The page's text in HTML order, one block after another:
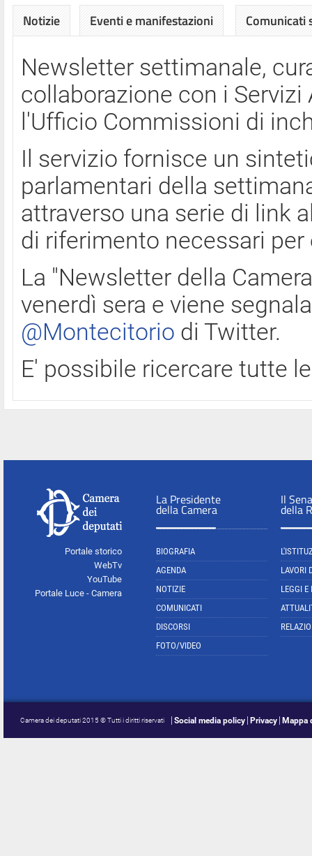
Notizie Eventi e manifestazioni Comunicati
Newsletter settimanale,
collaborazione con i
l'Ufficio Commissioni di
Il servizio fornisce un
parlamentari della
attraverso una serie di link
di riferimento necessari
La "Newsletter della
venerdì sera e viene
@Montecitorio di Twitter.
E' possibile ricercare tutte
Portale storico
WebTv
YouTube
Portale Luce - Camera
La Presidente
della Camera
BIOGRAFIA
AGENDA
NOTIZIE
COMUNICATI
DISCORSI
FOTO/VIDEO
Il
della
LAVORI
LEGGI E
Camera dei deputati 2015 © Tutti i diritti riservati Social media policy Privacy Mappa